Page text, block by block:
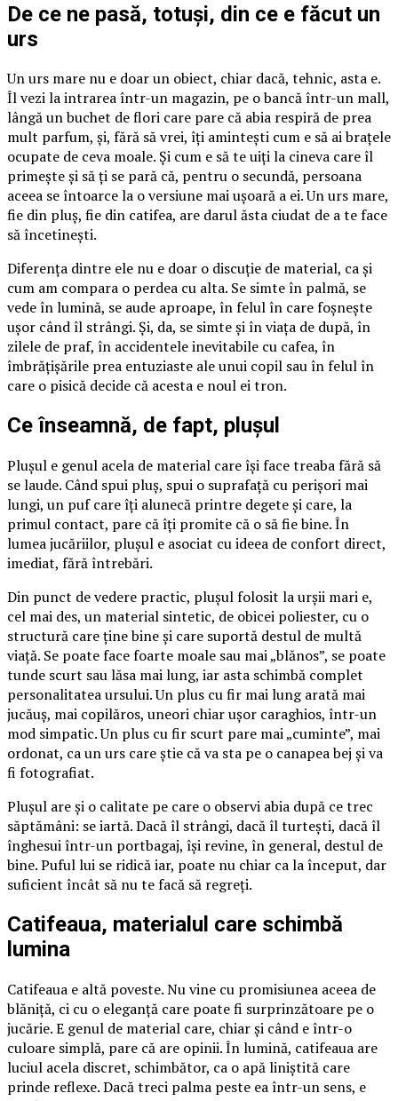
De ce ne pasă, totuși, din ce e făcut un
urs
Un urs mare nu e doar un obiect, chiar dacă, tehnic, asta e.
Îl vezi la intrarea într-un magazin, pe o bancă într-un mall,
lângă un buchet de flori care pare că abia respiră de prea
mult parfum, și, fără să vrei, îți amintești cum e să ai brațele
ocupate de ceva moale. Și cum e să te uiți la cineva care îl
primește și să ți se pară că, pentru o secundă, persoana
aceea se întoarce la o versiune mai ușoară a ei. Un urs mare,
fie din pluș, fie din catifea, are darul ăsta ciudat de a te face
să încetinești.
Diferența dintre ele nu e doar o discuție de material, ca și
cum am compara o perdea cu alta. Se simte în palmă, se
vede în lumină, se aude aproape, în felul în care foșnește
ușor când îl strângi. Și, da, se simte și în viața de după, în
zilele de praf, în accidentele inevitabile cu cafea, în
îmbrățișările prea entuziaste ale unui copil sau în felul în
care o pisică decide că acesta e noul ei tron.
Ce înseamnă, de fapt, plușul
Plușul e genul acela de material care își face treaba fără să
se laude. Când spui pluș, spui o suprafață cu perișori mai
lungi, un puf care îți alunecă printre degete și care, la
primul contact, pare că îți promite că o să fie bine. În
lumea jucăriilor, plușul e asociat cu ideea de confort direct,
imediat, fără întrebări.
Din punct de vedere practic, plușul folosit la urșii mari e,
cel mai des, un material sintetic, de obicei poliester, cu o
structură care ține bine și care suportă destul de multă
viață. Se poate face foarte moale sau mai „blănos”, se poate
tunde scurt sau lăsa mai lung, iar asta schimbă complet
personalitatea ursului. Un plus cu fir mai lung arată mai
jucăuș, mai copilăros, uneori chiar ușor caraghios, într-un
mod simpatic. Un plus cu fir scurt pare mai „cuminte”, mai
ordonat, ca un urs care știe că va sta pe o canapea bej și va
fi fotografiat.
Plușul are și o calitate pe care o observi abia după ce trec
săptămâni: se iartă. Dacă îl strângi, dacă îl turtești, dacă îl
înghesui într-un portbagaj, își revine, în general, destul de
bine. Puful lui se ridică iar, poate nu chiar ca la început, dar
suficient încât să nu te facă să regreți.
Catifeaua, materialul care schimbă
lumina
Catifeaua e altă poveste. Nu vine cu promisiunea aceea de
blăniță, ci cu o eleganță care poate fi surprinzătoare pe o
jucărie. E genul de material care, chiar și când e într-o
culoare simplă, pare că are opinii. În lumină, catifeaua are
luciul acela discret, schimbător, ca o apă liniștită care
prinde reflexe. Dacă treci palma peste ea într-un sens, e